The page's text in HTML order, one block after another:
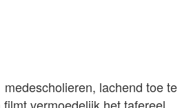
lachend toe te